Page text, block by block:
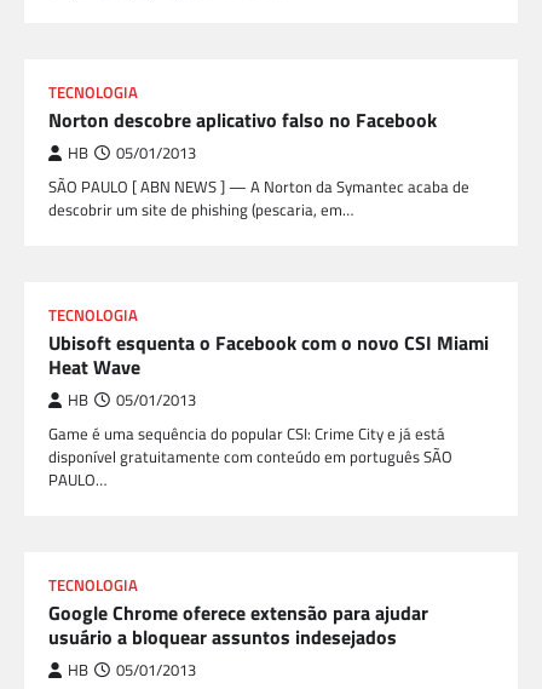
TECNOLOGIA
Norton descobre aplicativo falso no Facebook
HB 05/01/2013
SÃO PAULO [ ABN NEWS ] — A Norton da Symantec acaba de
descobrir um site de phishing (pescaria, em…
TECNOLOGIA
Ubisoft esquenta o Facebook com o novo CSI Miami
Heat Wave
HB 05/01/2013
Game é uma sequência do popular CSI: Crime City e já está
disponível gratuitamente com conteúdo em português SÃO
PAULO…
TECNOLOGIA
Google Chrome oferece extensão para ajudar
usuário a bloquear assuntos indesejados
HB 05/01/2013